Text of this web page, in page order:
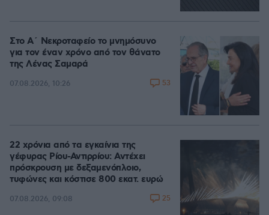
Στο Α΄ Νεκροταφείο το μνημόσυνο
για τον έναν χρόνο από τον θάνατο
της Λένας Σαμαρά
07.08.2026, 10:26 53
22 χρόνια από τα εγκαίνια της
γέφυρας Ρίου-Αντιρρίου: Αντέχει
πρόσκρουση με δεξαμενόπλοιο,
τυφώνες και κόστισε 800 εκατ. ευρώ
07.08.2026, 09:08 25